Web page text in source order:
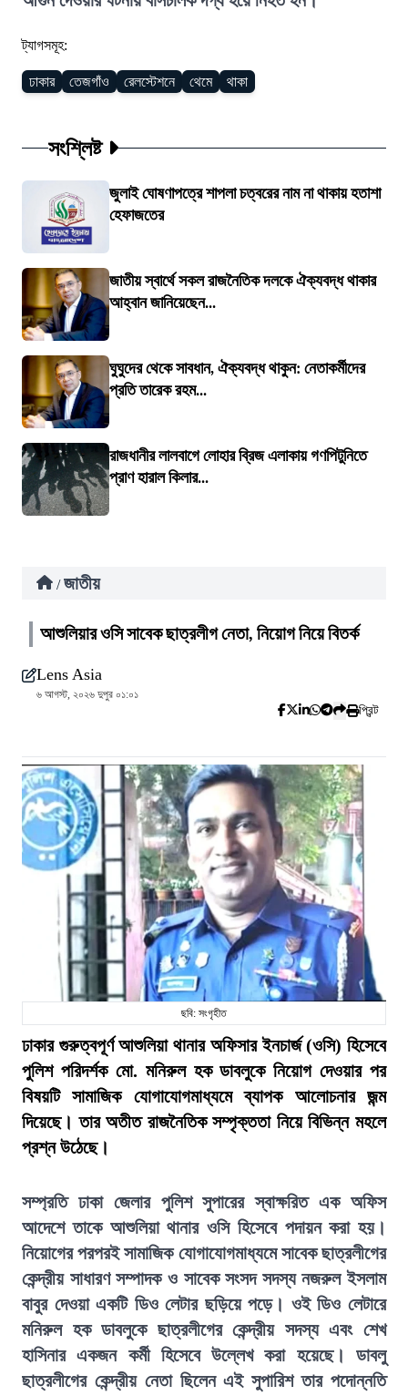
ট্যাগসমূহ:
ঢাকার তেজগাঁও রেলস্টেশনে থেমে থাকা
সংশ্লিষ্ট
জুলাই ঘোষণাপত্রে শাপলা চত্বরের নাম না থাকায় হতাশা
হেফাজতের
জাতীয় স্বার্থে সকল রাজনৈতিক দলকে ঐক্যবদ্ধ থাকার
আহ্বান জানিয়েছেন...
ঘুঘুদের থেকে সাবধান, ঐক্যবদ্ধ থাকুন: নেতাকর্মীদের
প্রতি তারেক রহম...
রাজধানীর লালবাগে লোহার ব্রিজ এলাকায় গণপিটুনিতে
প্রাণ হারাল কিলার...
/ জাতীয়
আশুলিয়ার ওসি সাবেক ছাত্রলীগ নেতা, নিয়োগ নিয়ে বিতর্ক
Lens Asia
৬ আগস্ট, ২০২৬ দুপুর ০১:০১
প্রিন্ট
ছবি: সংগৃহীত
ঢাকার গুরুত্বপূর্ণ আশুলিয়া থানার অফিসার ইনচার্জ (ওসি) হিসেবে
পুলিশ পরিদর্শক মো. মনিরুল হক ডাবলুকে নিয়োগ দেওয়ার পর
বিষয়টি সামাজিক যোগাযোগমাধ্যমে ব্যাপক আলোচনার জন্ম
দিয়েছে। তার অতীত রাজনৈতিক সম্পৃক্ততা নিয়ে বিভিন্ন মহলে
প্রশ্ন উঠেছে।
সম্প্রতি ঢাকা জেলার পুলিশ সুপারের স্বাক্ষরিত এক অফিস
আদেশে তাকে আশুলিয়া থানার ওসি হিসেবে পদায়ন করা হয়।
নিয়োগের পরপরই সামাজিক যোগাযোগমাধ্যমে সাবেক ছাত্রলীগের
কেন্দ্রীয় সাধারণ সম্পাদক ও সাবেক সংসদ সদস্য নজরুল ইসলাম
বাবুর দেওয়া একটি ডিও লেটার ছড়িয়ে পড়ে। ওই ডিও লেটারে
মনিরুল হক ডাবলুকে ছাত্রলীগের কেন্দ্রীয় সদস্য এবং শেখ
হাসিনার একজন কর্মী হিসেবে উল্লেখ করা হয়েছে। ডাবলু
ছাত্রলীগের কেন্দ্রীয় নেতা ছিলেন এই সুপারিশ তার পদোন্নতি